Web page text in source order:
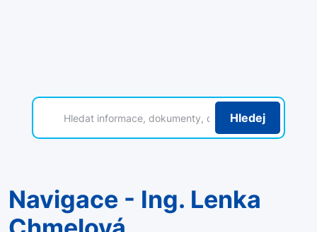
Hledej
Navigace - Ing. Lenka